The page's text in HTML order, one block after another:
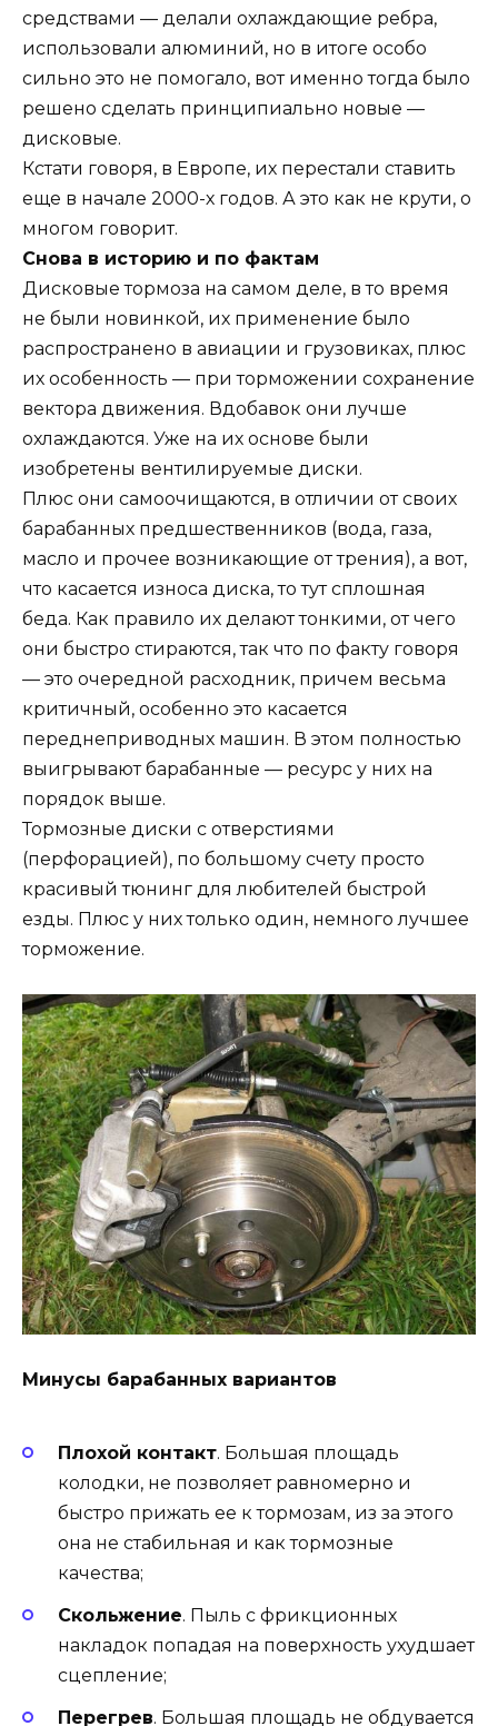
средствами — делали охлаждающие ребра,
использовали алюминий, но в итоге особо
сильно это не помогало, вот именно тогда было
решено сделать принципиально новые —
дисковые.
Кстати говоря, в Европе, их перестали ставить
еще в начале 2000-х годов. А это как не крути, о
многом говорит.
Снова в историю и по фактам
Дисковые тормоза на самом деле, в то время
не были новинкой, их применение было
распространено в авиации и грузовиках, плюс
их особенность — при торможении сохранение
вектора движения. Вдобавок они лучше
охлаждаются. Уже на их основе были
изобретены вентилируемые диски.
Плюс они самоочищаются, в отличии от своих
барабанных предшественников (вода, газа,
масло и прочее возникающие от трения), а вот,
что касается износа диска, то тут сплошная
беда. Как правило их делают тонкими, от чего
они быстро стираются, так что по факту говоря
— это очередной расходник, причем весьма
критичный, особенно это касается
переднеприводных машин. В этом полностью
выигрывают барабанные — ресурс у них на
порядок выше.
Тормозные диски с отверстиями
(перфорацией), по большому счету просто
красивый тюнинг для любителей быстрой
езды. Плюс у них только один, немного лучшее
торможение.
Минусы барабанных вариантов
Плохой контакт. Большая площадь
колодки, не позволяет равномерно и
быстро прижать ее к тормозам, из за этого
она не стабильная и как тормозные
качества;
Скольжение. Пыль с фрикционных
накладок попадая на поверхность ухудшает
сцепление;
Перегрев. Большая площадь не обдувается